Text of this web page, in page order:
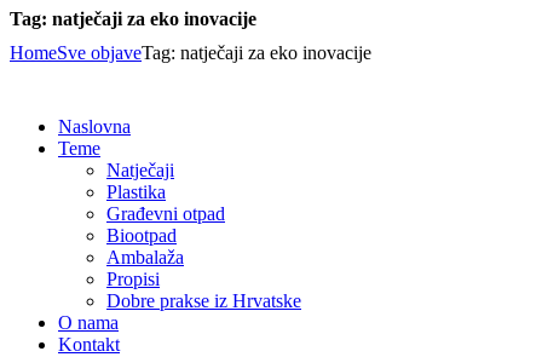
Tag: natječaji za eko inovacije
HomeSve objaveTag: natječaji za eko inovacije
Naslovna
Teme
Natječaji
Plastika
Građevni otpad
Biootpad
Ambalaža
Propisi
Dobre prakse iz Hrvatske
O nama
Kontakt